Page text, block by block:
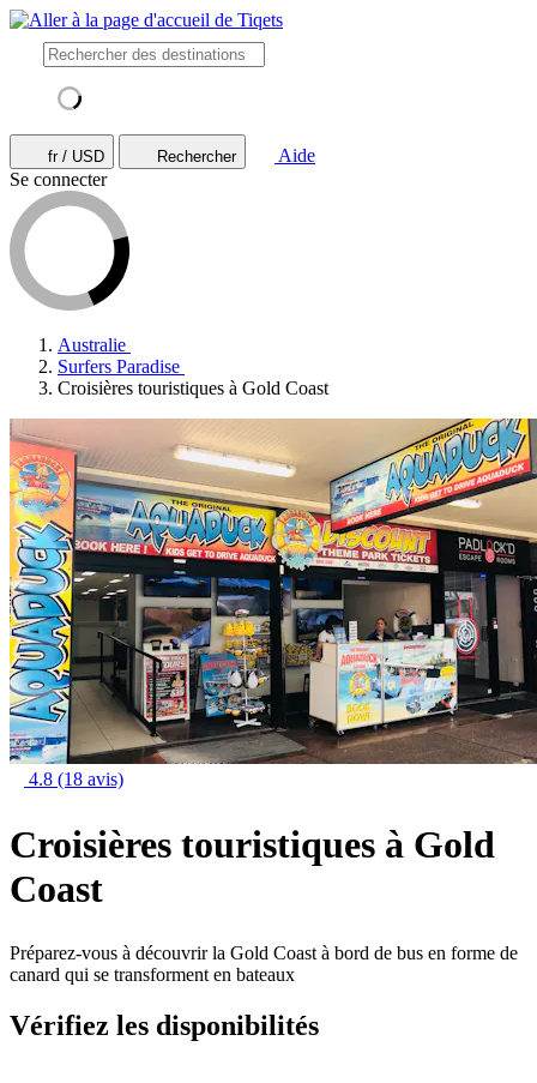
fr / USD Rechercher
Aide
Se connecter
Australie
Surfers Paradise
Croisières touristiques à Gold Coast
4.8 (18 avis)
Croisières touristiques à Gold
Coast
Préparez-vous à découvrir la Gold Coast à bord de bus en forme de
canard qui se transforment en bateaux
Vérifiez les disponibilités